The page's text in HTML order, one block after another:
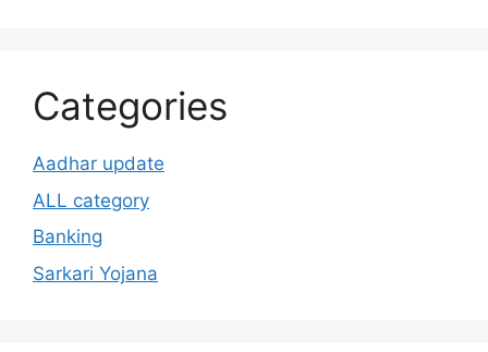
Categories
Aadhar update
ALL category
Banking
Sarkari Yojana